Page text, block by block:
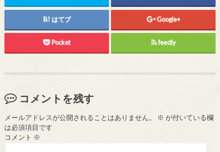
はてブ Google+
Pocket feedly
コメントを残す
メールアドレスが公開されることはありません。 ※ が付いている欄
は必須項目です
コメント ※